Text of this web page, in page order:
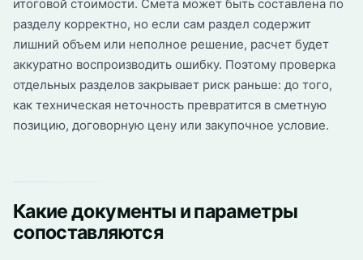
итоговой стоимости. Смета может быть составлена по
разделу корректно, но если сам раздел содержит
лишний объем или неполное решение, расчет будет
аккуратно воспроизводить ошибку. Поэтому проверка
отдельных разделов закрывает риск раньше: до того,
как техническая неточность превратится в сметную
позицию, договорную цену или закупочное условие.
Какие документы и параметры
сопоставляются